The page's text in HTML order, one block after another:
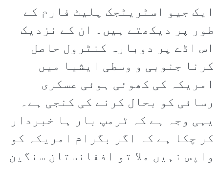
ایک جیو اسٹریٹجک پلیٹ فارم کے
طور پر دیکھتے ہیں۔ ان کے نزدیک
اس اڈے پر دوبارہ کنٹرول حاصل
کرنا جنوبی و وسطی ایشیا میں
امریکہ کی کھوئی ہوئی عسکری
رسائی کو بحال کرنے کی کنجی ہے۔
یہی وجہ ہے کہ ٹرمپ بار ہا خبردار
کر چکا ہے کہ اگر بگرام امریکہ کو
واپس نہیں ملا تو افغانستان سنگین